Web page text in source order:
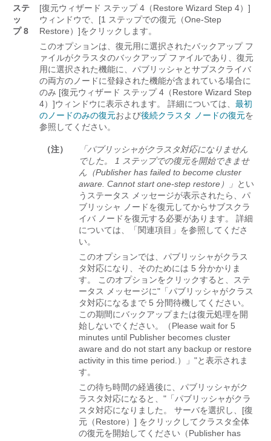
ステ
ッ
プ 8
[復元ウィザード ステップ 4（Restore Wizard Step 4）]
ウィンドウで、[1 ステップでの復元（One-Step
Restore）]をクリックします。
このオプションは、復元用に選択されたバックアップ フ
ァイルがクラスタのバックアップ ファイルであり、復元
用に選択された機能に、パブリッシャとサブスクライバ
の両方のノードに登録された機能が含まれている場合に
のみ [復元ウィザード ステップ 4（Restore Wizard Step
4）]ウィンドウに表示されます。 詳細については、 最初
のノードのみの復元および後続クラスタ ノードの復元を
参照してください。
（注）
「パブリッシャがクラスタ対応になりません
でした。 1 ステップでの復元を開始できませ
ん（Publisher has failed to become cluster
aware. Cannot start one-step restore）」 とい
うステータス メッセージが表示されたら、パ
ブリッシャ ノードを復元してからサブスクラ
イバ ノードを復元する必要があります。 詳細
については、「関連項目」を参照してくださ
い。
このオプションでは、パブリッシャがクラス
タ対応になり、そのためには 5 分かかりま
す。 このオプションをクリックすると、ステ
ータス メッセージに"「パブリッシャがクラス
タ対応になるまで 5 分間待機してください。
この期間にバックアップまたは復元処理を開
始しないでください。（Please wait for 5
minutes until Publisher becomes cluster
aware and do not start any backup or restore
activity in this time period.）」"と表示されま
す。
この待ち時間の経過後に、パブリッシャがク
ラスタ対応になると、 "「パブリッシャがクラ
スタ対応になりました。 サーバを選択し、[復
元（Restore）] をクリックしてクラスタ全体
の復元を開始してください（Publisher has